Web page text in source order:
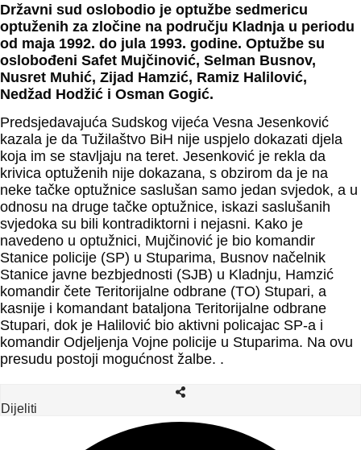
Državni sud oslobodio je optužbe sedmericu
optuženih za zločine na području Kladnja u periodu
od maja 1992. do jula 1993. godine. Optužbe su
oslobođeni Safet Mujčinović, Selman Busnov,
Nusret Muhić, Zijad Hamzić, Ramiz Halilović,
Nedžad Hodžić i Osman Gogić.
Predsjedavajuća Sudskog vijeća Vesna Jesenković
kazala je da Tužilaštvo BiH nije uspjelo dokazati djela
koja im se stavljaju na teret. Jesenković je rekla da
krivica optuženih nije dokazana, s obzirom da je na
neke tačke optužnice saslušan samo jedan svjedok, a u
odnosu na druge tačke optužnice, iskazi saslušanih
svjedoka su bili kontradiktorni i nejasni. Kako je
navedeno u optužnici, Mujčinović je bio komandir
Stanice policije (SP) u Stuparima, Busnov načelnik
Stanice javne bezbjednosti (SJB) u Kladnju, Hamzić
komandir čete Teritorijalne odbrane (TO) Stupari, a
kasnije i komandant bataljona Teritorijalne odbrane
Stupari, dok je Halilović bio aktivni policajac SP-a i
komandir Odjeljenja Vojne policije u Stuparima. Na ovu
presudu postoji mogućnost žalbe. .
Dijeliti